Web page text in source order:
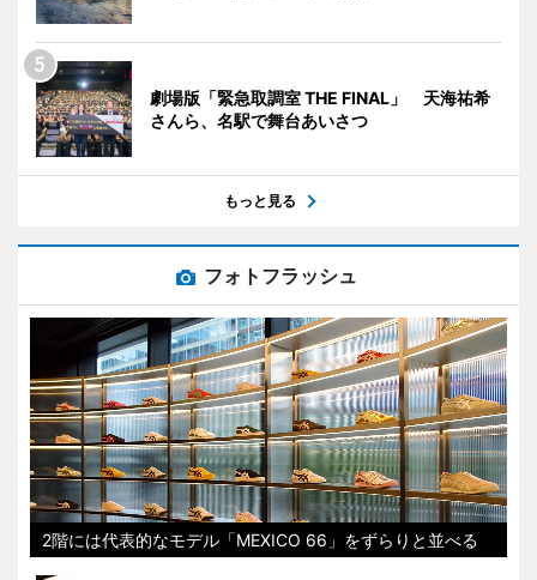
劇場版「緊急取調室 THE FINAL」 天海祐希
さんら、名駅で舞台あいさつ
もっと見る
フォトフラッシュ
2階には代表的なモデル「MEXICO 66」をずらりと並べる